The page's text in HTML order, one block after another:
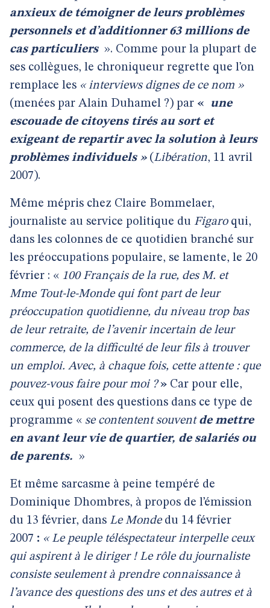
anxieux de témoigner de leurs problèmes
personnels et d’additionner 63 millions de
cas particuliers ». Comme pour la plupart de
ses collègues, le chroniqueur regrette que l’on
remplace les « interviews dignes de ce nom »
(menées par Alain Duhamel ?) par «
une
escouade de citoyens tirés au sort et
exigeant de repartir avec la solution à leurs
problèmes individuels » (Libération, 11 avril
2007).
Même mépris chez Claire Bommelaer,
journaliste au service politique du Figaroqui,
dans les colonnes de ce quotidien branché sur
les préoccupations populaire, se lamente, le 20
février : « 100 Français de la rue, des M. et
Mme Tout-le-Monde qui font part de leur
préoccupation quotidienne, du niveau trop bas
de leur retraite, de l’avenir incertain de leur
commerce, de la difficulté de leur fils à trouver
un emploi. Avec, à chaque fois, cette attente : que
pouvez-vous faire pour moi ?» Car pour elle,
ceux qui posent des questions dans ce type de
programme « se contentent souvent de mettre
en avant leur vie de quartier, de salariés ou
de parents. »
Et même sarcasme à peine tempéré de
Dominique Dhombres, à propos de l’émission
du 13 février, dans Le Mondedu 14 février
2007 : « Le peuple téléspectateur interpelle ceux
qui aspirent à le diriger ! Le rôle du journaliste
consiste seulement à prendre connaissance à
l’avance des questions des uns et des autres et à